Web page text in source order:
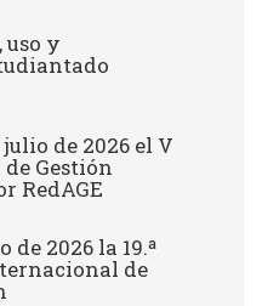
uso y
de 2026 el V
Gestión
RedAGE
de 2026 la 19.ª
de